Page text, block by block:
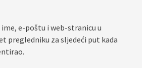
e-poštu i web-stranicu u
pregledniku za sljedeći put kada